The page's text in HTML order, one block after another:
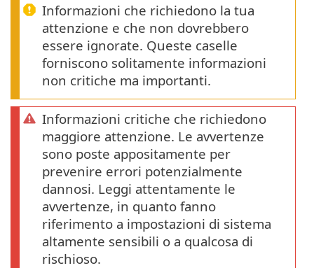
Informazioni che richiedono la tua
attenzione e che non dovrebbero
essere ignorate. Queste caselle
forniscono solitamente informazioni
non critiche ma importanti.
Informazioni critiche che richiedono
maggiore attenzione. Le avvertenze
sono poste appositamente per
prevenire errori potenzialmente
dannosi. Leggi attentamente le
avvertenze, in quanto fanno
riferimento a impostazioni di sistema
altamente sensibili o a qualcosa di
rischioso.